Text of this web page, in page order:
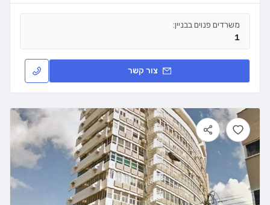
משרדים פנוים בבניין:
1
צור קשר